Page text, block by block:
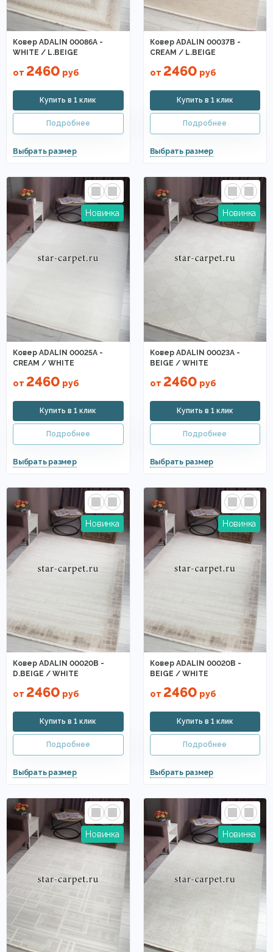
Квадратные ковры Коричневые
Шкуры коровы на пол Из полиэстера
Жёлтые ковры Фиолетовые ковры Розовые
Для подростков Оранжевые ковры Из Польши
Для квартиры Ковры из акрила Для детского сада
Из Египта Классические ковры
Прямоугольные ковры Элитные ковры Сиреневые
Восточные ковры Оливковые
Терракотовые ковры Полушерстяные
Ковры Agnella Ковры из хит-сета
Art de Vivre Ковры на стену
Ковер ADALIN 00086A -
WHITE / L.BEIGE
от 2460 руб
Ковер ADALIN 00037B -
CREAM / L.BEIGE
от 2460 руб
Ковер ADALIN 00025A -
CREAM / WHITE
от 2460 руб
Ковер ADALIN 00023A -
BEIGE / WHITE
от 2460 руб
Ковер ADALIN 00020B -
D.BEIGE / WHITE
от 2460 руб
Ковер ADALIN 00020B -
BEIGE / WHITE
от 2460 руб